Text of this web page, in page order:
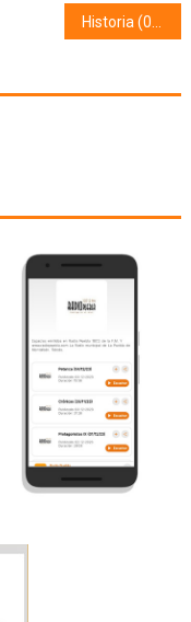
Historia (01/12/25)